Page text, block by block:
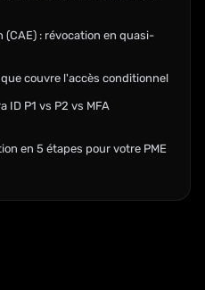
: révocation en quasi-
couvre l'accès conditionnel
ID P1 vs P2 vs MFA
en 5 étapes pour votre PME